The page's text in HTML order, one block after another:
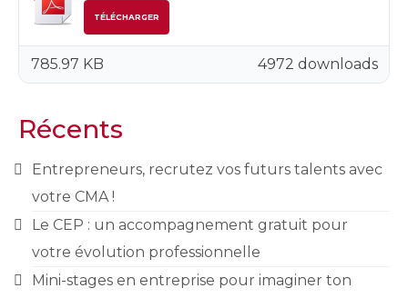
TÉLÉCHARGER
4972 downloads
785.97 KB
Récents
Entrepreneurs, recrutez vos futurs talents avec
votre CMA !
Le CEP : un accompagnement gratuit pour
votre évolution professionnelle
Mini-stages en entreprise pour imaginer ton